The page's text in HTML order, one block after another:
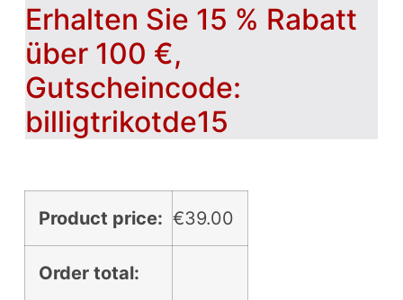
Erhalten Sie 15 % Rabatt
über 100 €,
Gutscheincode:
billigtrikotde15
Product price: €39.00
Order total: